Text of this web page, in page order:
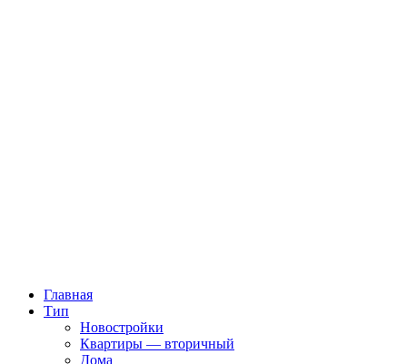
Главная
Тип
Новостройки
Квартиры — вторичный
Дома